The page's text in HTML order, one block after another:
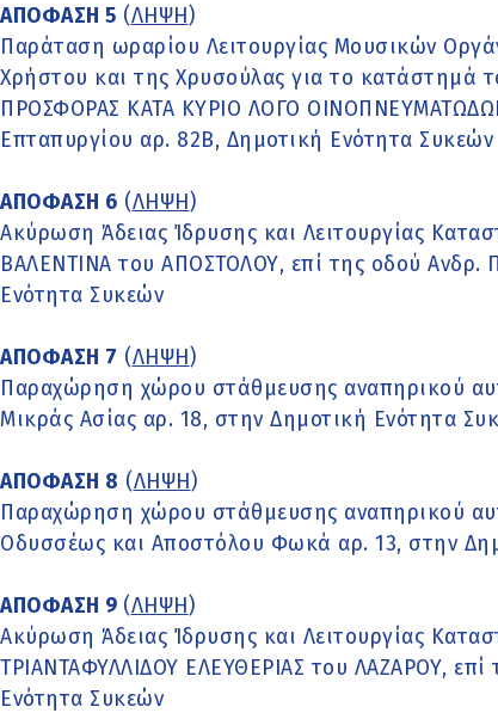
ΑΠΟΦΑΣΗ 5 (ΛΗΨΗ)
Παράταση ωραρίου Λειτουργίας Μουσικών
Χρήστου και της Χρυσούλας για το κατάστημά
ΠΡΟΣΦΟΡΑΣ ΚΑΤΑ ΚΥΡΙΟ ΛΟΓΟ
Επταπυργίου αρ. 82Β, Δημοτική Ενότητα Συκεών
ΑΠΟΦΑΣΗ 6 (ΛΗΨΗ)
Ακύρωση Άδειας Ίδρυσης και Λειτουργίας
ΒΑΛΕΝΤΙΝΑ του ΑΠΟΣΤΟΛΟΥ, επί της οδού Ανδρ.
Ενότητα Συκεών
ΑΠΟΦΑΣΗ 7 (ΛΗΨΗ)
Παραχώρηση χώρου στάθμευσης αναπηρικού
Μικράς Ασίας αρ. 18, στην Δημοτική Ενότητα
ΑΠΟΦΑΣΗ 8 (ΛΗΨΗ)
Παραχώρηση χώρου στάθμευσης αναπηρικού
Οδυσσέως και Αποστόλου Φωκά αρ. 13, στην
ΑΠΟΦΑΣΗ 9 (ΛΗΨΗ)
Ακύρωση Άδειας Ίδρυσης και Λειτουργίας
ΤΡΙΑΝΤΑΦΥΛΛΙΔΟΥ ΕΛΕΥΘΕΡΙΑΣ του ΛΑΖΑΡΟΥ,
Ενότητα Συκεών